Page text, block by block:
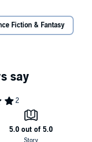
Fiction & Fantasy